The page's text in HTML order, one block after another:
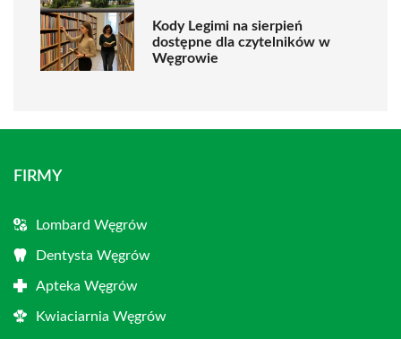
Kody Legimi na sierpień
dostępne dla czytelników w
Węgrowie
FIRMY
Lombard Węgrów
Dentysta Węgrów
Apteka Węgrów
Kwiaciarnia Węgrów